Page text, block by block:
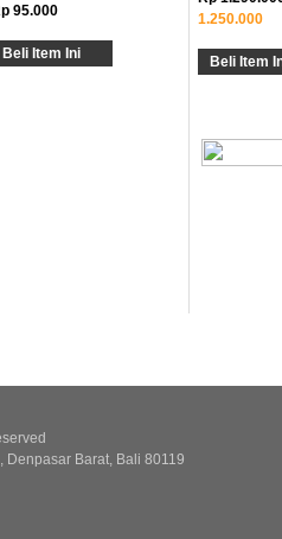
95.000
Beli Item Ini
1.250.000
Beli Item
Denpasar Barat, Bali 80119